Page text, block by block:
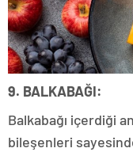
9. BALKABAĞI:
Balkabağı içerdiği
bileşenleri